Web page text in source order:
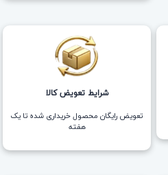
شرایط تعویض کالا
تعویض رایگان محصول خریداری شده تا یک
هفته